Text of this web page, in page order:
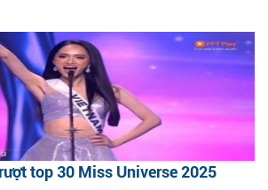
top 30 Miss Universe 2025